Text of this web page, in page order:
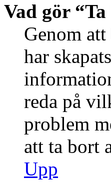
Vad gör
Genom
har
reda på
problem
att ta bort
Upp